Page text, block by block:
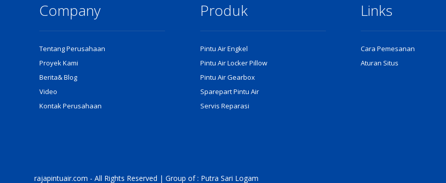
Company
Tentang Perusahaan
Proyek Kami
Berita& Blog
Video
Kontak Perusahaan
Produk
Pintu Air Engkel
Pintu Air Locker Pillow
Pintu Air Gearbox
Sparepart Pintu Air
Servis Reparasi
Links
Cara Pemesanan
Aturan Situs
rajapintuair.com - All Rights Reserved | Group of : Putra Sari Logam